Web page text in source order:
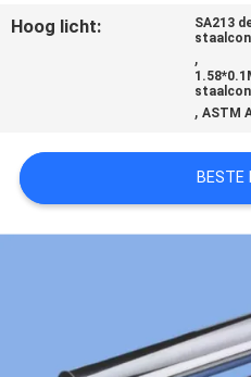
SITEMAP
PRIVACYBELEID
Hoog licht:
SA213
,
,ASTM
BESTE